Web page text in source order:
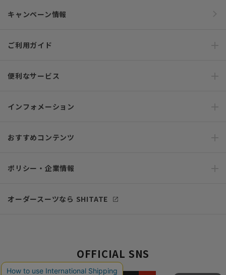
キャンペーン情報
ご利用ガイド
便利なサービス
インフォメーション
おすすめコンテンツ
ポリシー・企業情報
オーダースーツなら SHITATE
OFFICIAL SNS